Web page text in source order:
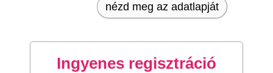
nézd meg az adatlapját
Ingyenes regisztráció